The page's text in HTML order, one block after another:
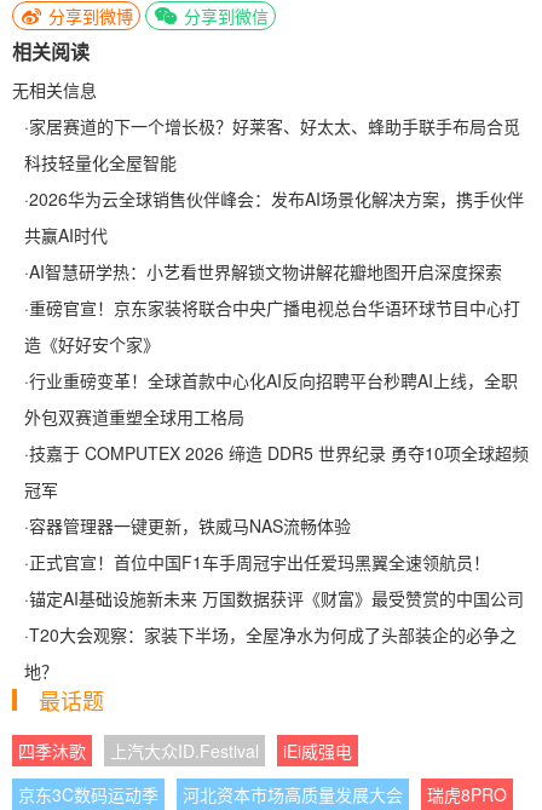
分享到微博 分享到微信
相关阅读
无相关信息
·家居赛道的下一个增长极？好莱客、好太太、蜂助手联手布局合觅
科技轻量化全屋智能
·2026华为云全球销售伙伴峰会：发布AI场景化解决方案，携手伙伴
共赢AI时代
·AI智慧研学热：小艺看世界解锁文物讲解花瓣地图开启深度探索
·重磅官宣！京东家装将联合中央广播电视总台华语环球节目中心打
造《好好安个家》
·行业重磅变革！全球首款中心化AI反向招聘平台秒聘AI上线，全职
外包双赛道重塑全球用工格局
·技嘉于 COMPUTEX 2026 缔造 DDR5 世界纪录 勇夺10项全球超频
冠军
·容器管理器一键更新，铁威马NAS流畅体验
·正式官宣！首位中国F1车手周冠宇出任爱玛黑翼全速领航员！
·锚定AI基础设施新未来 万国数据获评《财富》最受赞赏的中国公司
·T20大会观察：家装下半场，全屋净水为何成了头部装企的必争之
地？
最话题
四季沐歌 上汽大众ID.Festival
iEi威强电
京东3C数码运动季
河北资本市场高质量发展大会 瑞虎8PRO